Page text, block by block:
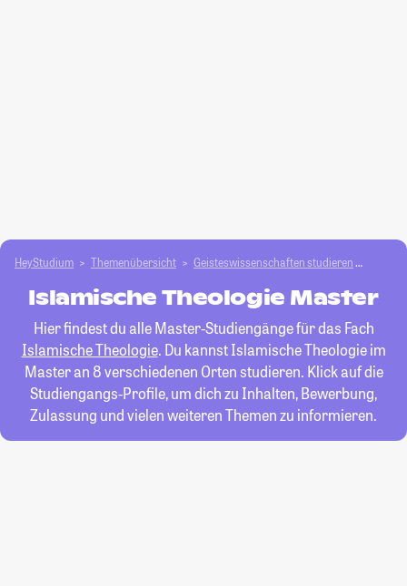
HeyStudium Themenübersicht Geisteswissenschaften studieren
Islamische Theologie Master
Hier findest du alle Master-Studiengänge für das Fach
Islamische Theologie. Du kannst Islamische Theologie im
Master an 8 verschiedenen Orten studieren. Klick auf die
Studiengangs-Profile, um dich zu Inhalten, Bewerbung,
Zulassung und vielen weiteren Themen zu informieren.